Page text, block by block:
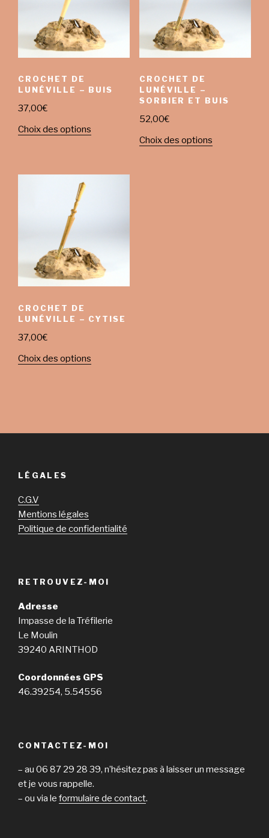
CROCHET DE
LUNÉVILLE – BUIS
37,00€
Choix des options
CROCHET DE
LUNÉVILLE –
SORBIER ET BUIS
52,00€
Choix des options
CROCHET DE
LUNÉVILLE – CYTISE
37,00€
Choix des options
LÉGALES
C.G.V
Mentions légales
Politique de confidentialité
RETROUVEZ-MOI
Adresse
Impasse de la Tréfilerie
Le Moulin
39240 ARINTHOD
Coordonnées GPS
46.39254, 5.54556
CONTACTEZ-MOI
– au 06 87 29 28 39, n’hésitez pas à laisser un message
et je vous rappelle.
– ou via le formulaire de contact.